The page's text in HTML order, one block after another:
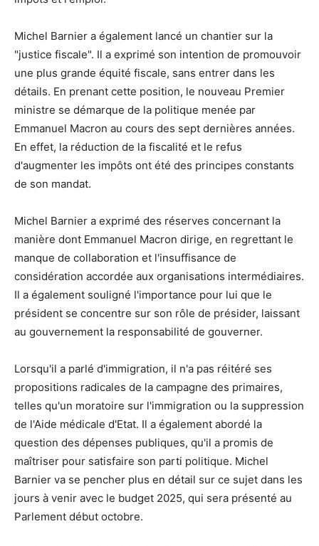
Michel Barnier a également lancé un chantier sur la
"justice fiscale". Il a exprimé son intention de promouvoir
une plus grande équité fiscale, sans entrer dans les
détails. En prenant cette position, le nouveau Premier
ministre se démarque de la politique menée par
Emmanuel Macron au cours des sept dernières années.
En effet, la réduction de la fiscalité et le refus
d'augmenter les impôts ont été des principes constants
de son mandat.
Michel Barnier a exprimé des réserves concernant la
manière dont Emmanuel Macron dirige, en regrettant le
manque de collaboration et l'insuffisance de
considération accordée aux organisations intermédiaires.
Il a également souligné l'importance pour lui que le
président se concentre sur son rôle de présider, laissant
au gouvernement la responsabilité de gouverner.
Lorsqu'il a parlé d'immigration, il n'a pas réitéré ses
propositions radicales de la campagne des primaires,
telles qu'un moratoire sur l'immigration ou la suppression
de l'Aide médicale d'Etat. Il a également abordé la
question des dépenses publiques, qu'il a promis de
maîtriser pour satisfaire son parti politique. Michel
Barnier va se pencher plus en détail sur ce sujet dans les
jours à venir avec le budget 2025, qui sera présenté au
Parlement début octobre.